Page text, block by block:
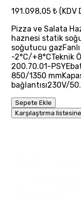
191.098,05 ₺ (KDV
Pizza ve Salata
haznesi statik
soğutucu gazFanlı
-2°C/+8°CTeknik
200.70.01-
850/1350
bağlantısı230V/
Sepete Ekle
Karşılaştırma